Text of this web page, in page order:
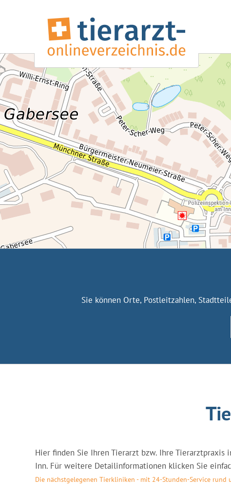
Sie können Orte, Postleitzahlen,
Hier finden Sie Ihren Tierarzt bzw. Ihre Tierarztpraxis
Inn. Für weitere Detailinformationen klicken Sie
Die nächstgelegenen Tierkliniken - mit 24-Stunden-Service rund